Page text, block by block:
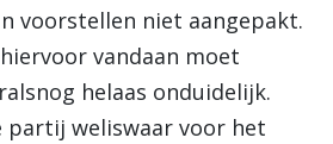
voorstellen niet aangepakt.
vandaan moet
helaas onduidelijk.
partij weliswaar voor het